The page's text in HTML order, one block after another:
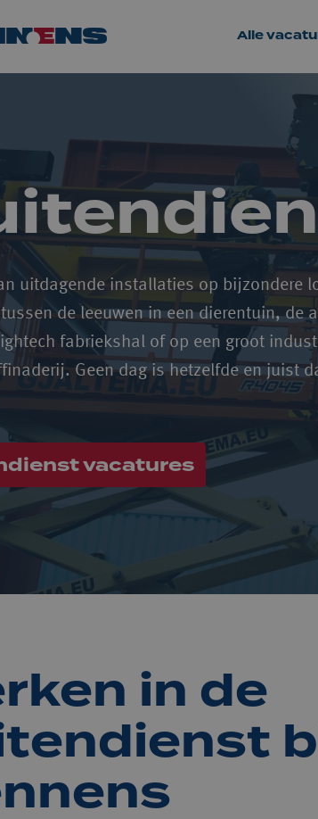
Alle
uitdagende installaties op bijzondere
de leeuwen in een dierentuin, de
fabriekshal of op een groot
Geen dag is hetzelfde en juist
vacatures
in de